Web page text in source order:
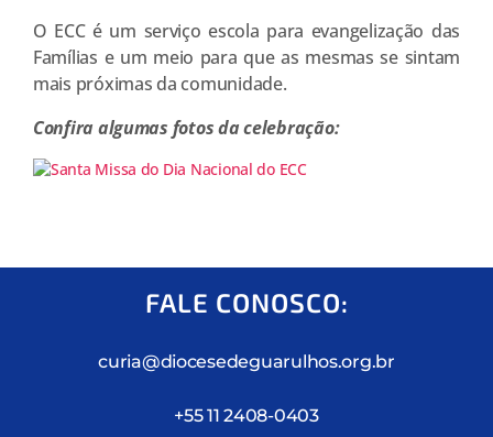
O ECC é um serviço escola para evangelização das
Famílias e um meio para que as mesmas se sintam
mais próximas da comunidade.
Confira algumas fotos da celebração:
FALE CONOSCO:
curia@diocesedeguarulhos.org.br
+55 11 2408-0403